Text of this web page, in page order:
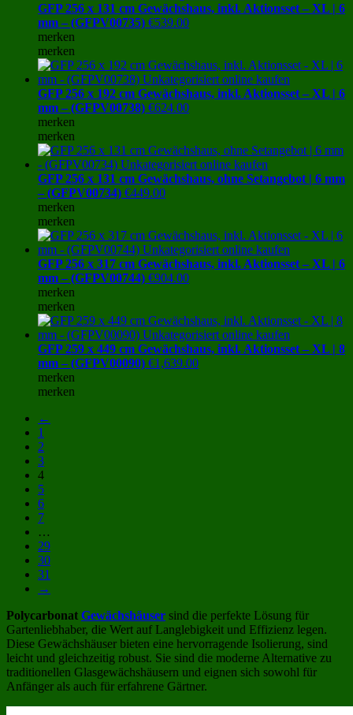
GFP 256 x 131 cm Gewächshaus, inkl. Aktionsset – XL | 6
mm – (GFPV00735) €539.00
merken
merken
GFP 256 x 192 cm Gewächshaus, inkl. Aktionsset – XL | 6
mm – (GFPV00738) €624.00
merken
merken
GFP 256 x 131 cm Gewächshaus, ohne Setangebot | 6 mm
– (GFPV00734) €449.00
merken
merken
GFP 256 x 317 cm Gewächshaus, inkl. Aktionsset – XL | 6
mm – (GFPV00744) €904.00
merken
merken
GFP 259 x 449 cm Gewächshaus, inkl. Aktionsset – XL | 8
mm – (GFPV00090) €1,639.00
merken
merken
←
1
2
3
4
5
6
7
…
29
30
31
→
Polycarbonat Gewächshäuser sind die perfekte Lösung für
Gartenliebhaber, die Wert auf Langlebigkeit und Effizienz legen.
Diese Gewächshäuser bieten eine hervorragende Isolierung, sind
leicht und gleichzeitig robust. Sie sind die moderne Alternative zu
traditionellen Glasgewächshäusern und eignen sich sowohl für
Anfänger als auch für erfahrene Gärtner.